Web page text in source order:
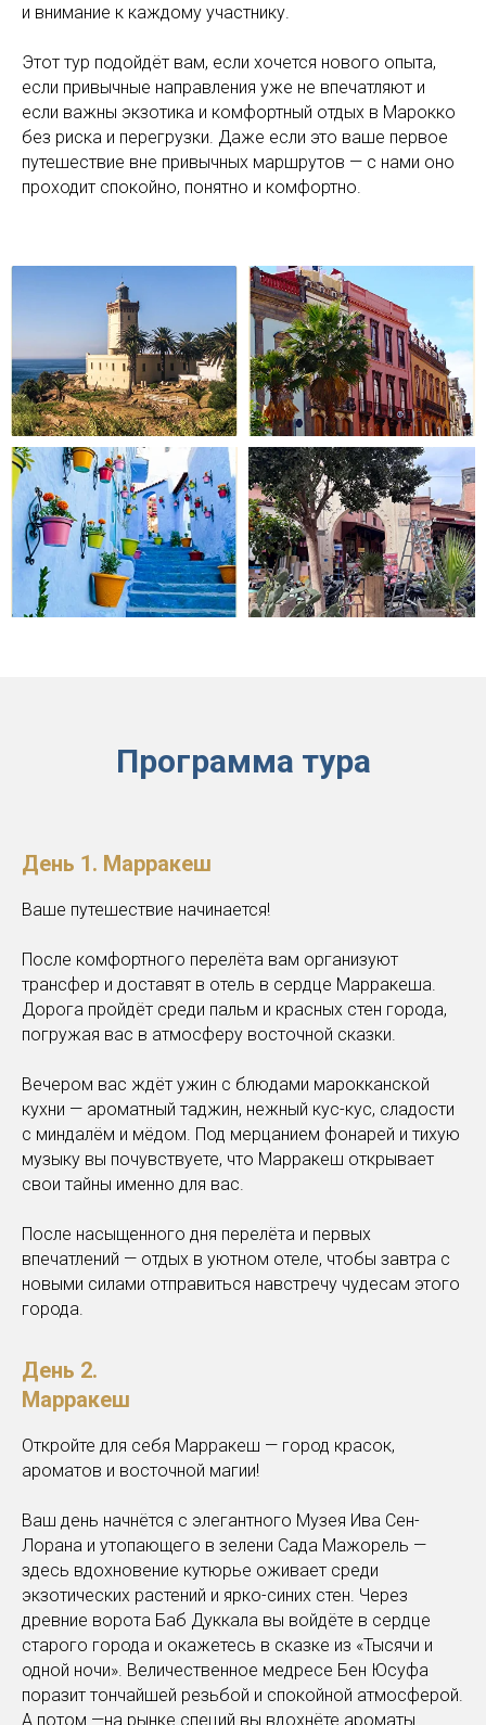
и внимание к каждому участнику.
Этот тур подойдёт вам, если хочется нового опыта,
если привычные направления уже не впечатляют и
если важны экзотика и комфортный отдых в Марокко
без риска и перегрузки. Даже если это ваше первое
путешествие вне привычных маршрутов — с нами оно
проходит спокойно, понятно и комфортно.
Программа тура
День 1. Марракеш
Ваше путешествие начинается!
После комфортного перелёта вам организуют
трансфер и доставят в отель в сердце Марракеша.
Дорога пройдёт среди пальм и красных стен города,
погружая вас в атмосферу восточной сказки.
Вечером вас ждёт ужин с блюдами марокканской
кухни — ароматный таджин, нежный кус-кус, сладости
с миндалём и мёдом. Под мерцанием фонарей и тихую
музыку вы почувствуете, что Марракеш открывает
свои тайны именно для вас.
После насыщенного дня перелёта и первых
впечатлений — отдых в уютном отеле, чтобы завтра с
новыми силами отправиться навстречу чудесам этого
города.
День 2.
Марракеш
Откройте для себя Марракеш — город красок,
ароматов и восточной магии!
Ваш день начнётся с элегантного Музея Ива Сен-
Лорана и утопающего в зелени Сада Мажорель —
здесь вдохновение кутюрье оживает среди
экзотических растений и ярко-синих стен. Через
древние ворота Баб Дуккала вы войдёте в сердце
старого города и окажетесь в сказке из «Тысячи и
одной ночи». Величественное медресе Бен Юсуфа
поразит тончайшей резьбой и спокойной атмосферой.
А потом —на рынке специй вы вдохнёте ароматы